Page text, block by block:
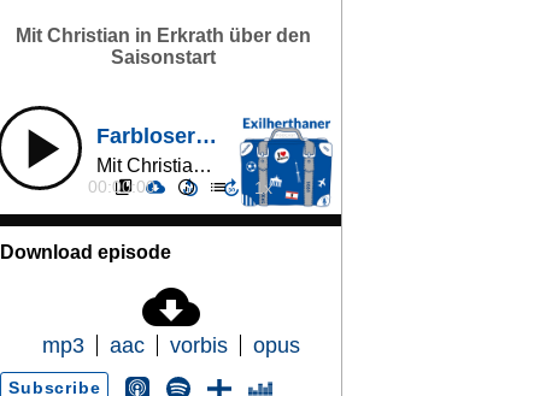
Mit Christian in Erkrath über den
Saisonstart
Farbloser Auftritt in Citrusgelb (154)
Mit Christian in Erkrath über den Saisonstart
00:00:00
Download episode
mp3 aac vorbis opus
Subscribe